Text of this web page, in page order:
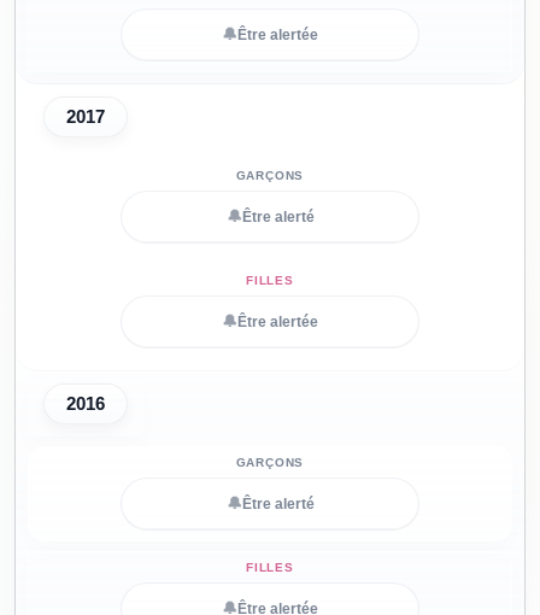
🔔 Être alertée
2017
🔔 Être alerté
🔔 Être alertée
2016
🔔 Être alerté
🔔 Être alertée